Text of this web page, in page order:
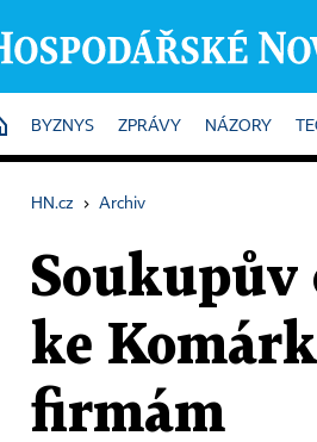
HOME
BYZNYS ZPRÁVY NÁZORY
HN.cz › Archiv
Soukupův
ke
firmám